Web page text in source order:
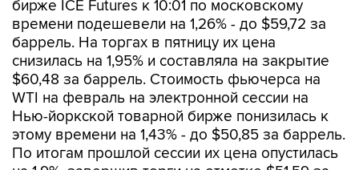
баррель. На торгах в пятницу их цена
снизилась на 1,95% и составляла на закрытие
$60,48 за баррель. Стоимость фьючерса на
WTI на февраль на электронной сессии на
Нью-йоркской товарной бирже понизилась к
этому времени на 1,43% - до $50,85 за баррель.
По итогам прошлой сессии их цена опустилась
на 1,9%, завершив торги на отметке $51,59 за
баррель.